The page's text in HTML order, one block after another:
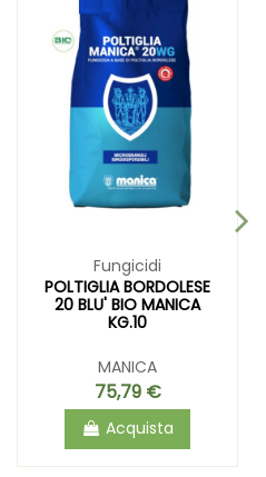
Fungicidi
POLTIGLIA BORDOLESE
20 BLU' BIO MANICA
KG.10
MANICA
75,79 €
Acquista